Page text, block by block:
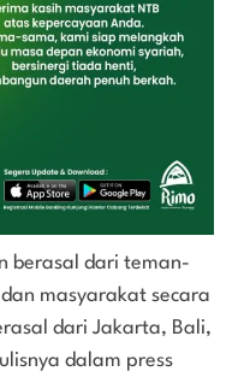
berasal dari teman-
masyarakat secara
dari Jakarta, Bali,
dalam press